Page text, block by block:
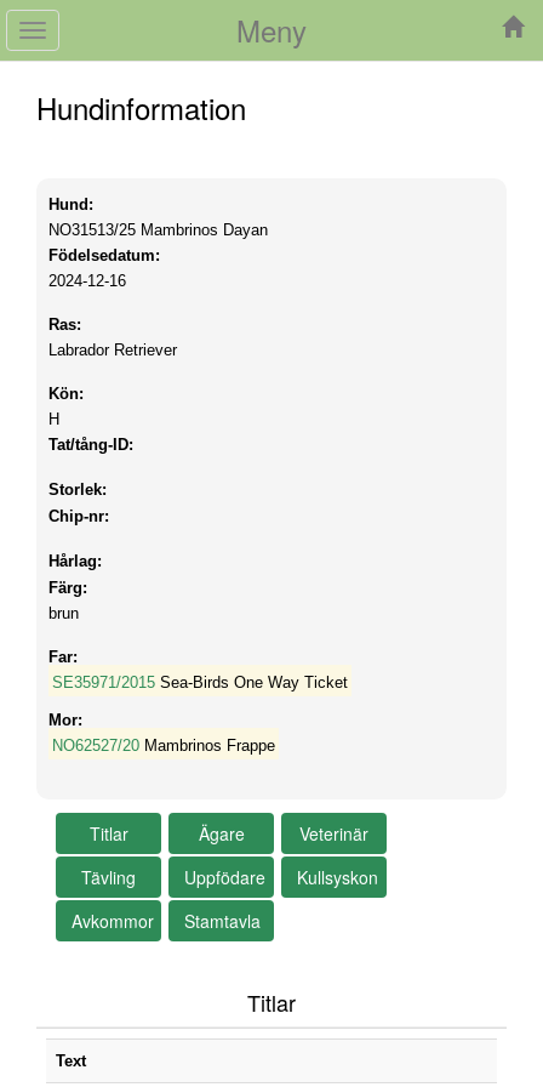
Meny
Toggle
navigation
Hundinformation
Hund:
NO31513/25 Mambrinos Dayan
Födelsedatum:
2024-12-16
Ras:
Labrador Retriever
Kön:
H
Tat/tång-ID:
Storlek:
Chip-nr:
Hårlag:
Färg:
brun
Far:
SE35971/2015 Sea-Birds One Way Ticket
Mor:
NO62527/20 Mambrinos Frappe
Titlar
Text